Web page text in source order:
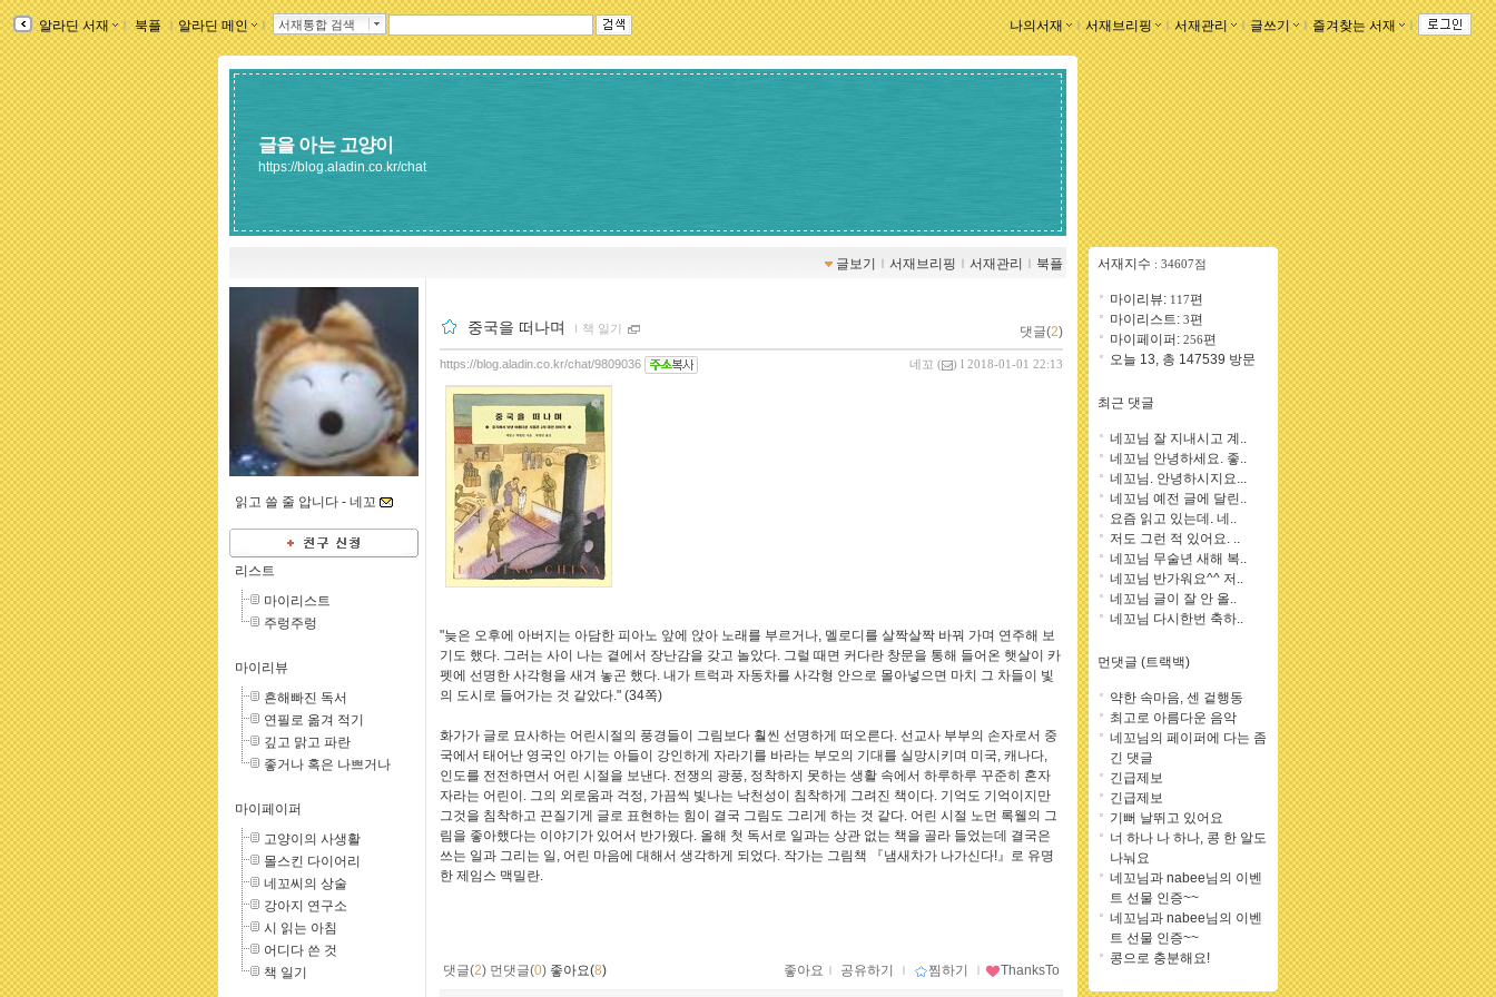
알라딘 서재 ｌ북플ｌ알라딘 메인 ｌ 서재통합 검색 나의서재 ｌ서재브리핑 ｌ서재관리 ｌ글쓰기 ｌ즐겨찾는 서재 ｌ
글을 아는 고양이
https://blog.aladin.co.kr/chat
글보기 ｌ 서재브리핑 ｌ 서재관리 ｌ 북플
읽고 쓸 줄 압니다 - 네꼬
리스트
마이리스트
주렁주렁
마이리뷰
흔해빠진 독서
연필로 옮겨 적기
깊고 맑고 파란
좋거나 혹은 나쁘거나
마이페이퍼
고양이의 사생활
몰스킨 다이어리
네꼬씨의 상술
강아지 연구소
시 읽는 아침
어디다 쓴 것
책 일기
중국을 떠나며 ｌ 책 일기 댓글(2)
네꼬 ( ) l 2018-01-01 22:13
https://blog.aladin.co.kr/chat/9809036
"늦은 오후에 아버지는 아담한 피아노 앞에 앉아 노래를 부르거나, 멜로디를 살짝살짝 바꿔 가며 연주해 보
기도 했다. 그러는 사이 나는 곁에서 장난감을 갖고 놀았다. 그럴 때면 커다란 창문을 통해 들어온 햇살이 카
펫에 선명한 사각형을 새겨 놓곤 했다. 내가 트럭과 자동차를 사각형 안으로 몰아넣으면 마치 그 차들이 빛
의 도시로 들어가는 것 같았다." (34쪽)
화가가 글로 묘사하는 어린시절의 풍경들이 그림보다 훨씬 선명하게 떠오른다. 선교사 부부의 손자로서 중
국에서 태어난 영국인 아기는 아들이 강인하게 자라기를 바라는 부모의 기대를 실망시키며 미국, 캐나다,
인도를 전전하면서 어린 시절을 보낸다. 전쟁의 광풍, 정착하지 못하는 생활 속에서 하루하루 꾸준히 혼자
자라는 어린이. 그의 외로움과 걱정, 가끔씩 빛나는 낙천성이 침착하게 그려진 책이다. 기억도 기억이지만
그것을 침착하고 끈질기게 글로 표현하는 힘이 결국 그림도 그리게 하는 것 같다. 어린 시절 노먼 록웰의 그
림을 좋아했다는 이야기가 있어서 반가웠다. 올해 첫 독서로 일과는 상관 없는 책을 골라 들었는데 결국은
쓰는 일과 그리는 일, 어린 마음에 대해서 생각하게 되었다. 작가는 그림책 『냄새차가 나가신다!』로 유명
한 제임스 맥밀란.
댓글(2) 먼댓글(0) 좋아요(8) 좋아요 ｌ 공유하기 ｌ 찜하기 ｌ ThanksTo
서재지수 : 34607점
마이리뷰: 117편
마이리스트: 3편
마이페이퍼: 256편
오늘 13, 총 147539 방문
최근 댓글
네꼬님 잘 지내시고 계..
네꼬님 안녕하세요. 좋..
네꼬님. 안녕하시지요...
네꼬님 예전 글에 달린..
요즘 읽고 있는데. 네..
저도 그런 적 있어요. ..
네꼬님 무술년 새해 복..
네꼬님 반가워요^^ 저..
네꼬님 글이 잘 안 올..
네꼬님 다시한번 축하..
먼댓글 (트랙백)
약한 속마음, 센 겉행동
최고로 아름다운 음악
네꼬님의 페이퍼에 다는 좀
긴 댓글
긴급제보
긴급제보
기뻐 날뛰고 있어요
너 하나 나 하나, 콩 한 알도
나눠요
네꼬님과 nabee님의 이벤
트 선물 인증~~
네꼬님과 nabee님의 이벤
트 선물 인증~~
콩으로 충분해요!